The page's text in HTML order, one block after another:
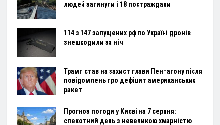
людей загинули і 18 постраждали
114 з 147 запущених рф по Україні дронів
знешкодили за ніч
Трамп став на захист глави Пентагону після
повідомлень про дефіцит американських
ракет
Прогноз погоди у Києві на 7 серпня:
спекотний день з невеликою хмарністю